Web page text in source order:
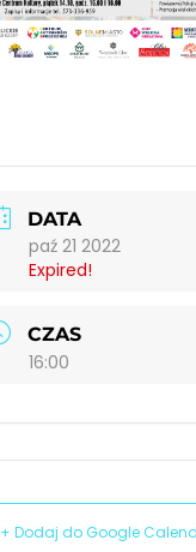
DATA
paź 21 2022
Expired!
CZAS
16:00
+ Dodaj do Google